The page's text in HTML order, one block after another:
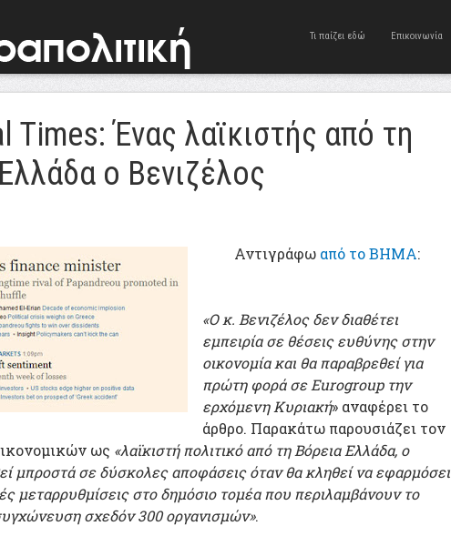
Τι παίζει εδώ Επικοινωνία
Times: Ένας λαϊκιστής από τη
ο Βενιζέλος
Αντιγράφω από το ΒΗΜΑ:
«Ο κ. Βενιζέλος δεν διαθέτει
εμπειρία σε θέσεις ευθύνης στην
οικονομία και θα παραβρεθεί για
πρώτη φορά σε Eurogroup την
ερχόμενη Κυριακή» αναφέρει το
άρθρο. Παρακάτω παρουσιάζει τον
ως «λαϊκιστή πολιτικό από τη Βόρεια Ελλάδα, ο
μπροστά σε δύσκολες αποφάσεις όταν θα κληθεί να εφαρμόσει
μεταρρυθμίσεις στο δημόσιο τομέα που περιλαμβάνουν το
σχεδόν 300 οργανισμών».